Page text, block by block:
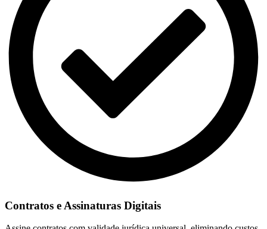
Contratos e Assinaturas Digitais